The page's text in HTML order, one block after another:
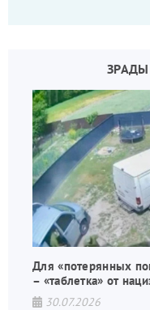
Для «потерянных
– «таблетка» от
30.07.2026